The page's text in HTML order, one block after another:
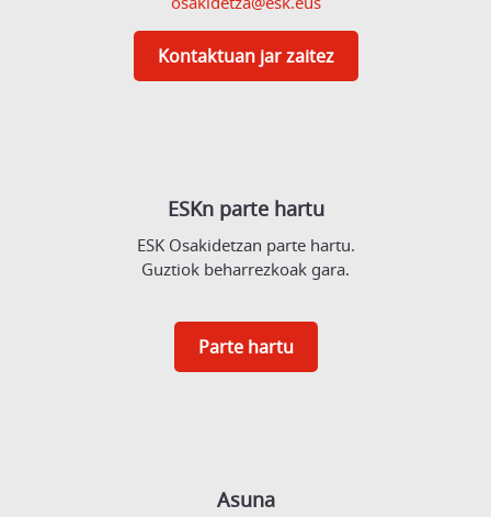
Kontaktuan jar zaitez
ESKn parte hartu
ESK Osakidetzan parte hartu.
Guztiok beharrezkoak gara.
Parte hartu
Asuna